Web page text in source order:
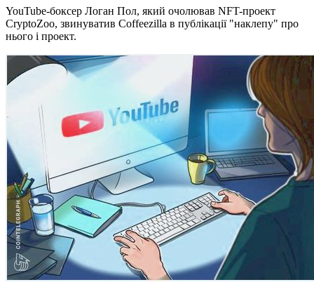
YouTube-боксер Логан Пол, який очолював NFT-проект
CryptoZoo, звинуватив Coffeezilla в публікації "наклепу" про
нього і проект.